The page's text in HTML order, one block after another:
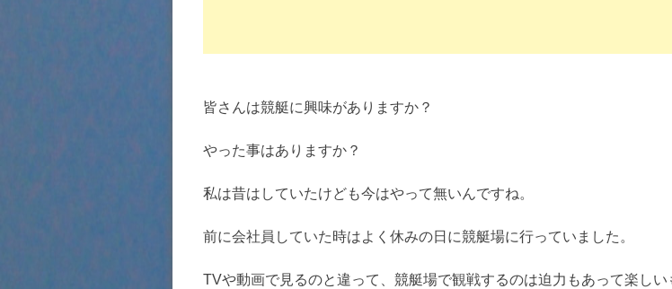
皆さんは競艇に興味がありますか？
やった事はありますか？
私は昔はしていたけども今はやって無いんですね。
前に会社員していた時はよく休みの日に競艇場に行っていました。
TVや動画で見るのと違って、競艇場で観戦するのは迫力もあって楽しい